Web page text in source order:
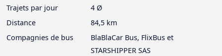
Trajets par jour
4 Ø
Distance
84,5 km
Compagnies de bus
BlaBlaCar Bus, FlixBus et
STARSHIPPER SAS